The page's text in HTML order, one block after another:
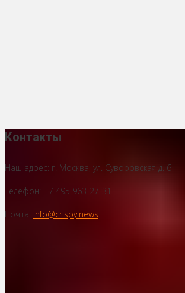
Контакты
Наш адрес: г. Москва, ул. Суворовская д. 6
Телефон: +7 495 963-27-31
Почта: info@crispy.news